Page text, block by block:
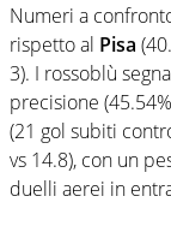
Numeri a
rispetto al Pisa
3). I rossoblù
precisione
(21 gol subiti
vs 14.8), con un
duelli aerei in